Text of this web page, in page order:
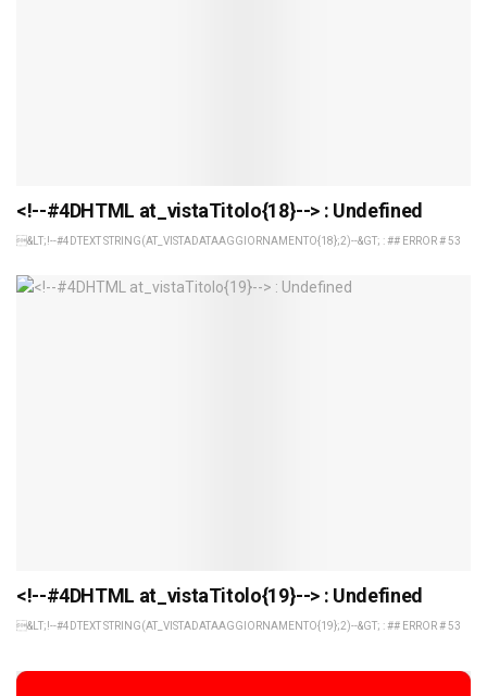
<!--#4DHTML at_vistaTitolo{18}--> : Undefined
&LT;!--#4DTEXT STRING(AT_VISTADATAAGGIORNAMENTO{18};2)--&GT; : ## ERROR # 53
<!--#4DHTML at_vistaTitolo{19}--> : Undefined
&LT;!--#4DTEXT STRING(AT_VISTADATAAGGIORNAMENTO{19};2)--&GT; : ## ERROR # 53